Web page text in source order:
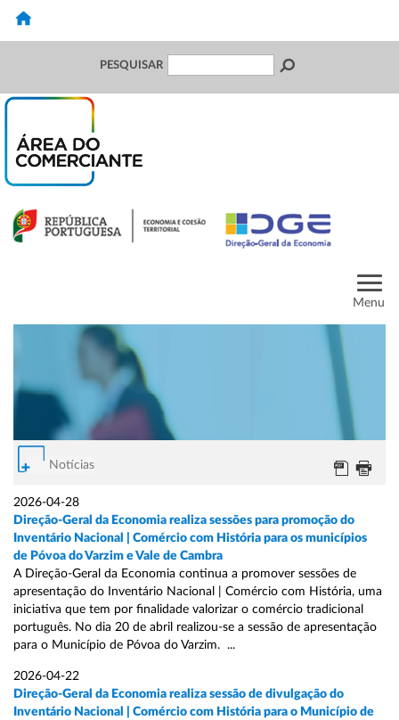
PESQUISAR
Menu
Notícias
2026-04-28
Direção-Geral da Economia realiza sessões para promoção do
Inventário Nacional | Comércio com História para os municípios
de Póvoa do Varzim e Vale de Cambra
A Direção-Geral da Economia continua a promover sessões de
apresentação do Inventário Nacional | Comércio com História, uma
iniciativa que tem por finalidade valorizar o comércio tradicional
português. No dia 20 de abril realizou-se a sessão de apresentação
para o Município de Póvoa do Varzim. ...
2026-04-22
Direção-Geral da Economia realiza sessão de divulgação do
Inventário Nacional | Comércio com História para o Município de